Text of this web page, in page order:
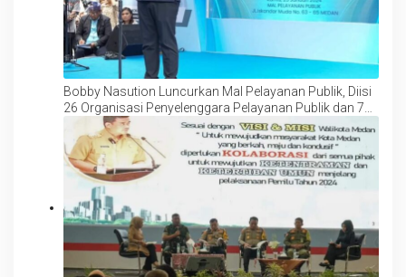
Bobby Nasution Luncurkan Mal Pelayanan Publik, Diisi
26 Organisasi Penyelenggara Pelayanan Publik dan 70
Layanan